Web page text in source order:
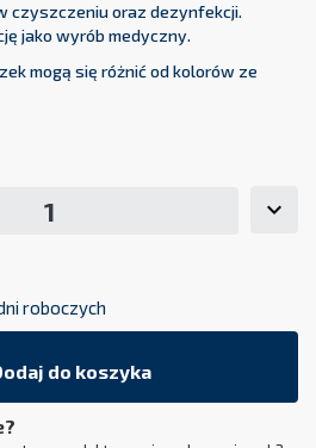
czyszczeniu oraz dezynfekcji.
jako wyrób medyczny.
mogą się różnić od kolorów ze
roboczych
do koszyka